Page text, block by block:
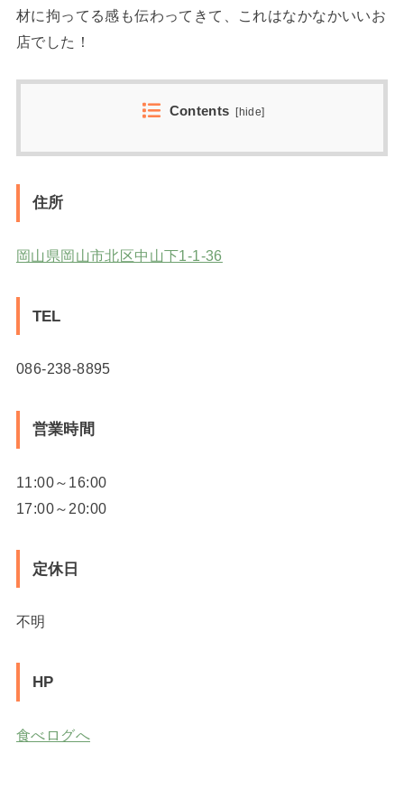
材に拘ってる感も伝わってきて、これはなかなかいいお
店でした！
Contents [hide]
住所
岡山県岡山市北区中山下1-1-36
TEL
086-238-8895
営業時間
11:00～16:00
17:00～20:00
定休日
不明
HP
食べログへ